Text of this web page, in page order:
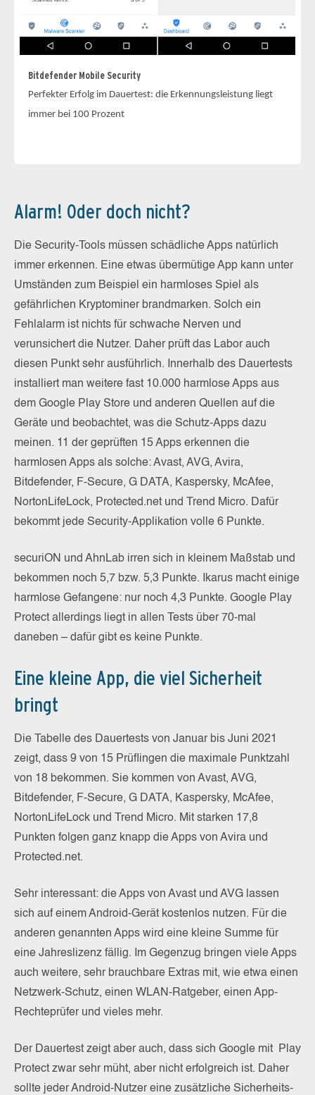
Bitdefender Mobile Security
Perfekter Erfolg im Dauertest: die Erkennungsleistung liegt
immer bei 100 Prozent
Alarm! Oder doch nicht?
Die Security-Tools müssen schädliche Apps natürlich
immer erkennen. Eine etwas übermütige App kann unter
Umständen zum Beispiel ein harmloses Spiel als
gefährlichen Kryptominer brandmarken. Solch ein
Fehlalarm ist nichts für schwache Nerven und
verunsichert die Nutzer. Daher prüft das Labor auch
diesen Punkt sehr ausführlich. Innerhalb des Dauertests
installiert man weitere fast 10.000 harmlose Apps aus
dem Google Play Store und anderen Quellen auf die
Geräte und beobachtet, was die Schutz-Apps dazu
meinen. 11 der geprüften 15 Apps erkennen die
harmlosen Apps als solche: Avast, AVG, Avira,
Bitdefender, F-Secure, G DATA, Kaspersky, McAfee,
NortonLifeLock, Protected.net und Trend Micro. Dafür
bekommt jede Security-Applikation volle 6 Punkte.
securiON und AhnLab irren sich in kleinem Maßstab und
bekommen noch 5,7 bzw. 5,3 Punkte. Ikarus macht einige
harmlose Gefangene: nur noch 4,3 Punkte. Google Play
Protect allerdings liegt in allen Tests über 70-mal
daneben – dafür gibt es keine Punkte.
Eine kleine App, die viel Sicherheit
bringt
Die Tabelle des Dauertests von Januar bis Juni 2021
zeigt, dass 9 von 15 Prüflingen die maximale Punktzahl
von 18 bekommen. Sie kommen von Avast, AVG,
Bitdefender, F-Secure, G DATA, Kaspersky, McAfee,
NortonLifeLock und Trend Micro. Mit starken 17,8
Punkten folgen ganz knapp die Apps von Avira und
Protected.net.
Sehr interessant: die Apps von Avast und AVG lassen
sich auf einem Android-Gerät kostenlos nutzen. Für die
anderen genannten Apps wird eine kleine Summe für
eine Jahreslizenz fällig. Im Gegenzug bringen viele Apps
auch weitere, sehr brauchbare Extras mit, wie etwa einen
Netzwerk-Schutz, einen WLAN-Ratgeber, einen App-
Rechteprüfer und vieles mehr.
Der Dauertest zeigt aber auch, dass sich Google mit Play
Protect zwar sehr müht, aber nicht erfolgreich ist. Daher
sollte jeder Android-Nutzer eine zusätzliche Sicherheits-